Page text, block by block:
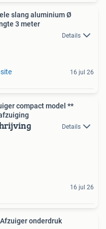
slang aluminium Ø
3 meter
Details
16 jul 26
compact model **
Details
16 jul 26